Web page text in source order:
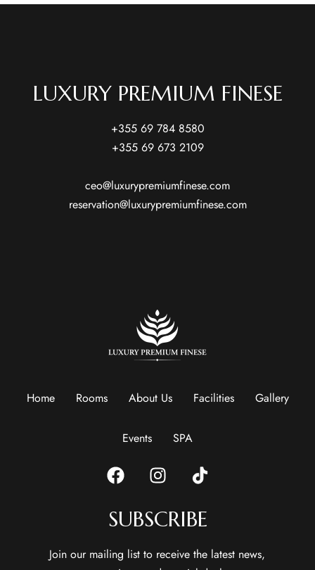
LUXURY PREMIUM FINESE
+355 69 784 8580
+355 69 673 2109
ceo@luxurypremiumfinese.com
reservation@luxurypremiumfinese.com
Home Rooms About Us Facilities Gallery
Events SPA
SUBSCRIBE
Join our mailing list to receive the latest news,